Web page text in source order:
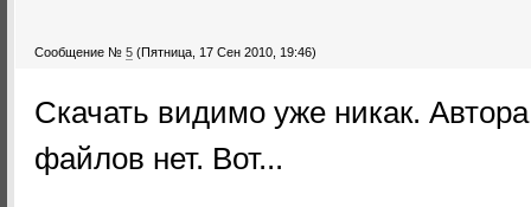
Сообщение № 5 (Пятница, 17 Сен 2010, 19:46)
Скачать видимо уже никак.
файлов нет. Вот...